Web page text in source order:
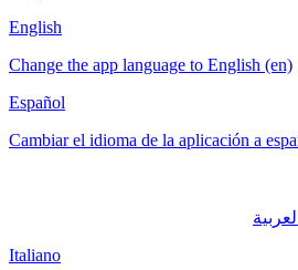
English
Change the app language to English (en)
Español
Cambiar el idioma de la aplicación a
Italiano